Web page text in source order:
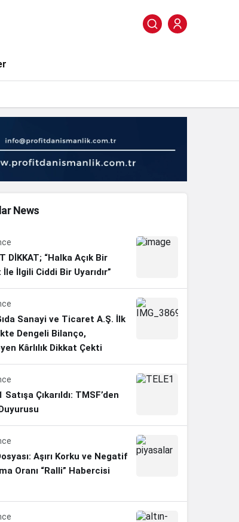
News
DİKKAT; “Halka Açık Bir
İlgili Ciddi Bir Uyarıdır”
Sanayi ve Ticaret A.Ş. İlk
Dengeli Bilanço,
Kârlılık Dikkat Çekti
Satışa Çıkarıldı: TMSF’den
Aşırı Korku ve Negatif
Oranı “Ralli” Habercisi